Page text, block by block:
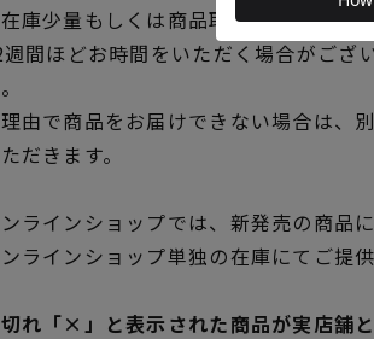
庫少量もしくは商品取り寄せの表示
間ほどお時間をいただく場合がござ
由で商品をお届けできない場合は、
だきます。
ラインショップでは、新発売の商品
ラインショップ単独の在庫にてご提
れ「×」と表示された商品が実店舗